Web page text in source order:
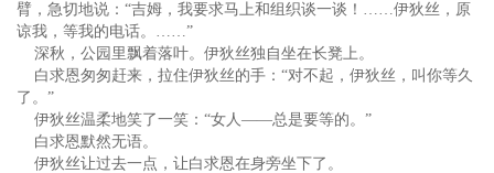
臂，急切地说：“吉姆，我要求马上和组织谈一谈！……伊狄丝，原
谅我，等我的电话。……”
深秋，公园里飘着落叶。伊狄丝独自坐在长凳上。
白求恩匆匆赶来，拉住伊狄丝的手：“对不起，伊狄丝，叫你等久
了。”
伊狄丝温柔地笑了一笑：“女人——总是要等的。”
白求恩默然无语。
伊狄丝让过去一点，让白求恩在身旁坐下了。